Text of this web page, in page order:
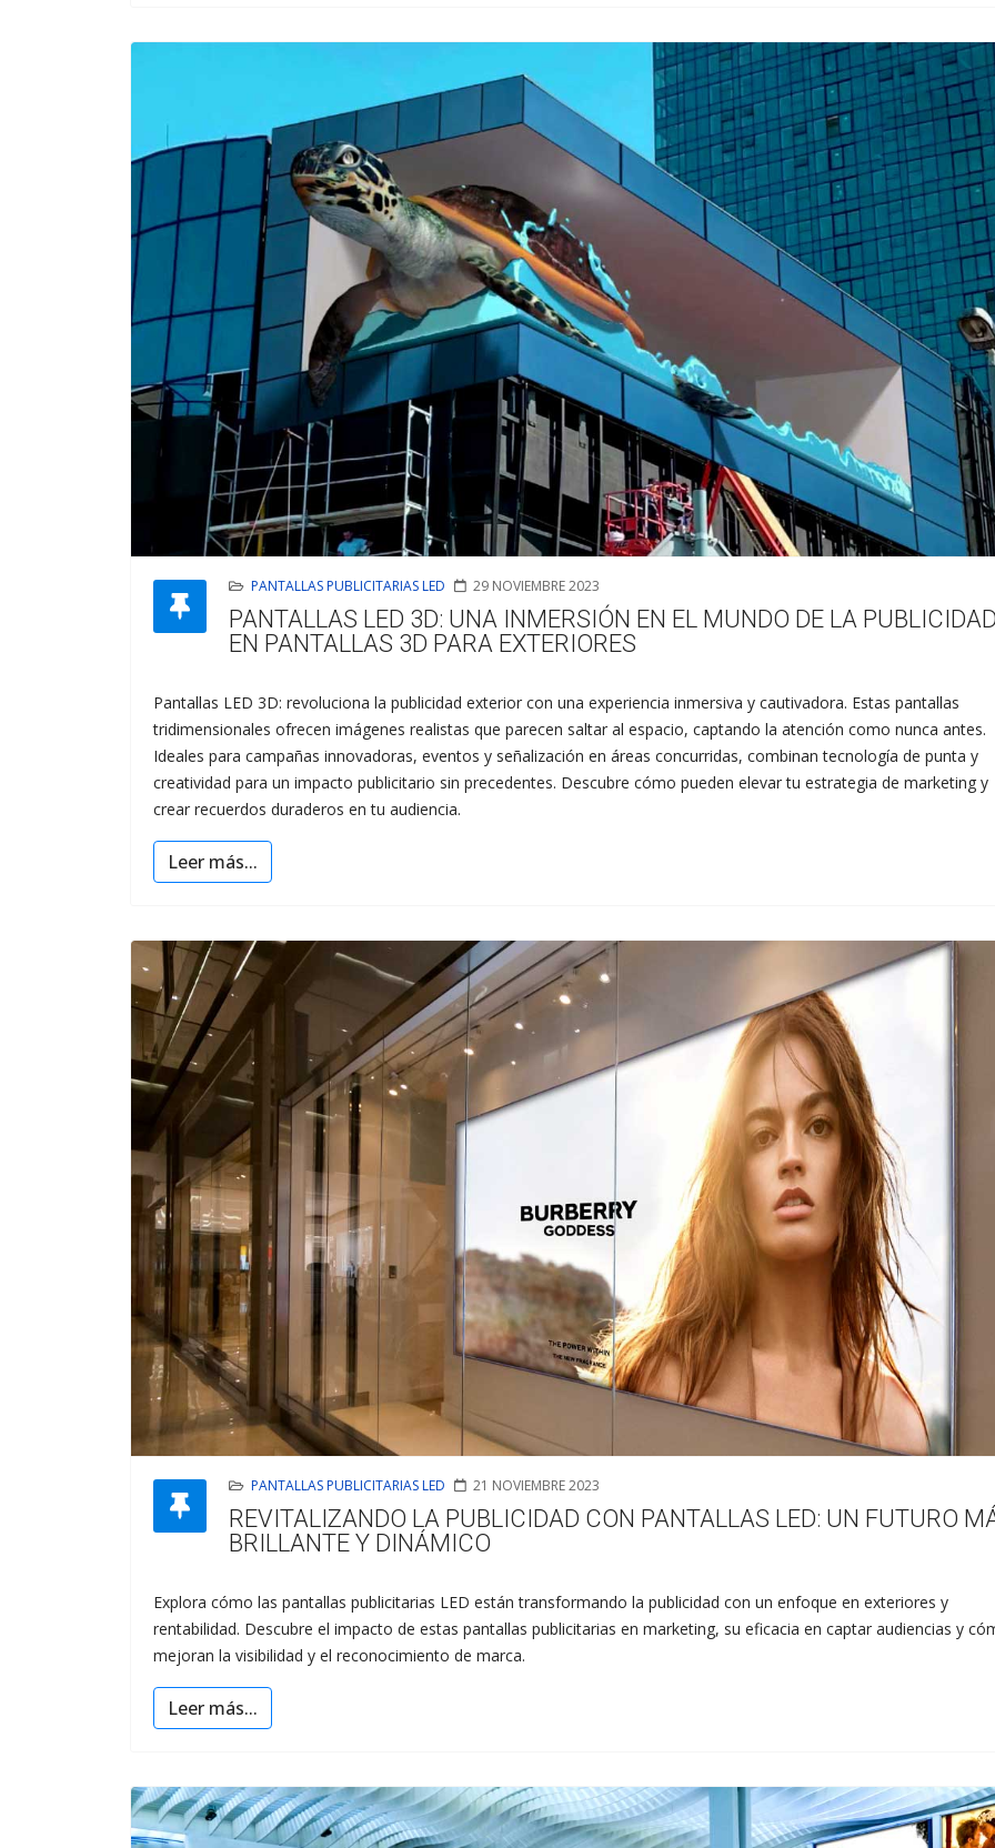
PANTALLAS PUBLICITARIAS LED 29 NOVIEMBRE 2023
PANTALLAS LED 3D: UNA INMERSIÓN EN EL MUNDO DE LA
EN PANTALLAS 3D PARA EXTERIORES
Pantallas LED 3D: revoluciona la publicidad exterior con una experiencia inmersiva y cautivadora. Estas pantallas
tridimensionales ofrecen imágenes realistas que parecen saltar al espacio, captando la atención como nunca antes.
Ideales para campañas innovadoras, eventos y señalización en áreas concurridas, combinan tecnología de punta y
creatividad para un impacto publicitario sin precedentes. Descubre cómo pueden elevar tu estrategia de marketing y
crear recuerdos duraderos en tu audiencia.
Leer más...
PANTALLAS PUBLICITARIAS LED 21 NOVIEMBRE 2023
REVITALIZANDO LA PUBLICIDAD CON PANTALLAS LED: UN FUTURO
BRILLANTE Y DINÁMICO
Explora cómo las pantallas publicitarias LED están transformando la publicidad con un enfoque en exteriores y
rentabilidad. Descubre el impacto de estas pantallas publicitarias en marketing, su eficacia en captar audiencias y
mejoran la visibilidad y el reconocimiento de marca.
Leer más...